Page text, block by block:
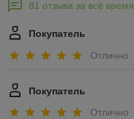
81 отзыва за всё время
Покупатель
Отлично
Покупатель
Отлично